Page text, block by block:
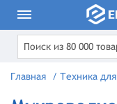
Главная / Техника